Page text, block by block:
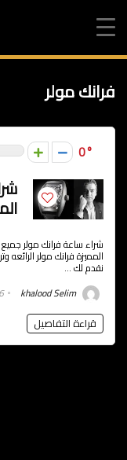
فرانك مولر
0
شراء ساعة فرانك مولر جميع
المميزة فرانك مولر
نقدم لك ...
khalood Selim
قراءة التفاصيل